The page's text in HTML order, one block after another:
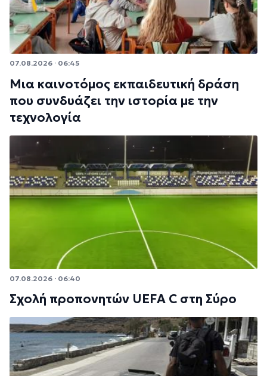
07.08.2026 · 06:45
Μια καινοτόμος εκπαιδευτική δράση
που συνδυάζει την ιστορία με την
τεχνολογία
07.08.2026 · 06:40
Σχολή προπονητών UEFA C στη Σύρο